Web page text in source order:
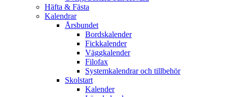
Häfta & Fästa
Kalendrar
Årsbundet
Bordskalender
Fickkalender
Väggkalender
Filofax
Systemkalendrar och tillbehör
Skolstart
Kalender